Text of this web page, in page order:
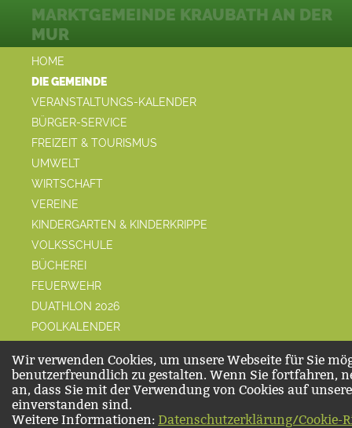
HOME
DIE GEMEINDE
VERANSTALTUNGS-KALENDER
BÜRGER-SERVICE
FREIZEIT & TOURISMUS
UMWELT
WIRTSCHAFT
VEREINE
KINDERGARTEN & KINDERKRIPPE
VOLKSSCHULE
BÜCHEREI
FEUERWEHR
DUATHLON 2026
POOLKALENDER
MARKTGEMEINDE KRAUBATH AN DER
MUR
Wir verwenden Cookies, um unsere Webseite für Sie
benutzerfreundlich zu gestalten. Wenn Sie fortfahren,
an, dass Sie mit der Verwendung von Cookies auf
einverstanden sind.
Weitere Informationen: Datenschutzerklärung/Cookie-